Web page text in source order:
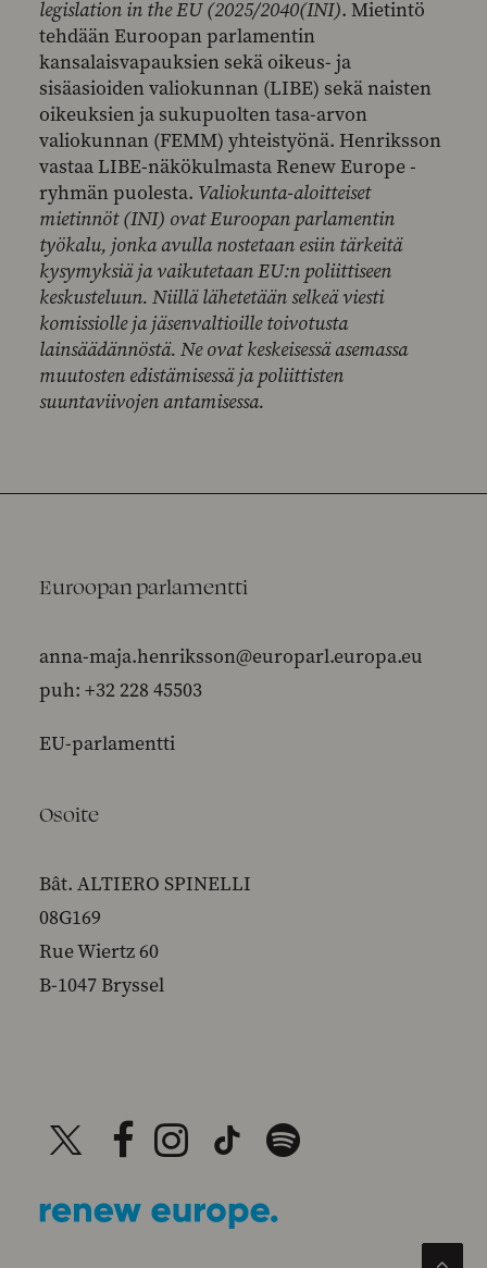
legislation in the EU (2025/2040(INI). Mietintö
tehdään Euroopan parlamentin
kansalaisvapauksien sekä oikeus- ja
sisäasioiden valiokunnan (LIBE) sekä naisten
oikeuksien ja sukupuolten tasa-arvon
valiokunnan (FEMM) yhteistyönä. Henriksson
vastaa LIBE-näkökulmasta Renew Europe -
ryhmän puolesta. Valiokunta-aloitteiset
mietinnöt (INI) ovat Euroopan parlamentin
työkalu, jonka avulla nostetaan esiin tärkeitä
kysymyksiä ja vaikutetaan EU:n poliittiseen
keskusteluun. Niillä lähetetään selkeä viesti
komissiolle ja jäsenvaltioille toivotusta
lainsäädännöstä. Ne ovat keskeisessä asemassa
muutosten edistämisessä ja poliittisten
suuntaviivojen antamisessa.
Euroopan parlamentti
anna-maja.henriksson@europarl.europa.eu
puh: +32 228 45503
EU-parlamentti
Osoite
Bât. ALTIERO SPINELLI
08G169
Rue Wiertz 60
B-1047 Bryssel